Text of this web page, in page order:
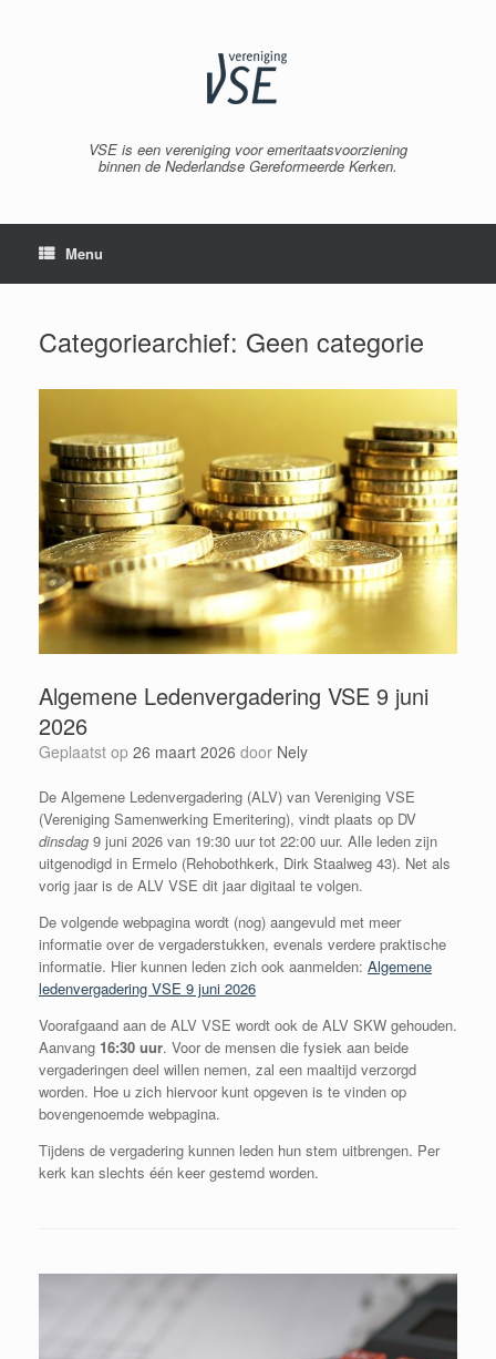
VSE is een vereniging voor emeritaatsvoorziening
binnen de Nederlandse Gereformeerde Kerken.
Menu
Categoriearchief: Geen categorie
Algemene Ledenvergadering VSE 9 juni
2026
Geplaatst op 26 maart 2026 door Nely
De Algemene Ledenvergadering (ALV) van Vereniging VSE
(Vereniging Samenwerking Emeritering), vindt plaats op DV
dinsdag 9 juni 2026 van 19:30 uur tot 22:00 uur. Alle leden zijn
uitgenodigd in Ermelo (Rehobothkerk, Dirk Staalweg 43). Net als
vorig jaar is de ALV VSE dit jaar digitaal te volgen.
De volgende webpagina wordt (nog) aangevuld met meer
informatie over de vergaderstukken, evenals verdere praktische
informatie. Hier kunnen leden zich ook aanmelden: Algemene
ledenvergadering VSE 9 juni 2026
Voorafgaand aan de ALV VSE wordt ook de ALV SKW gehouden.
Aanvang 16:30 uur. Voor de mensen die fysiek aan beide
vergaderingen deel willen nemen, zal een maaltijd verzorgd
worden. Hoe u zich hiervoor kunt opgeven is te vinden op
bovengenoemde webpagina.
Tijdens de vergadering kunnen leden hun stem uitbrengen. Per
kerk kan slechts één keer gestemd worden.